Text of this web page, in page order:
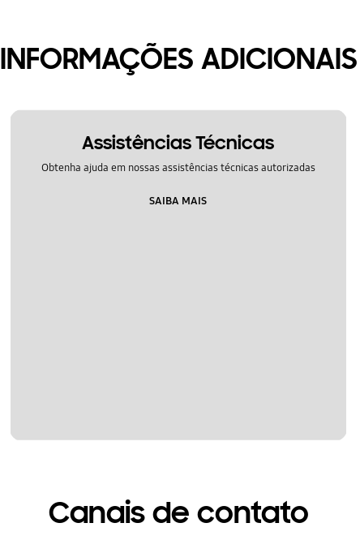
INFORMAÇÕES ADICIONAIS
Assistências Técnicas
Obtenha ajuda em nossas assistências técnicas autorizadas
SAIBA MAIS
Canais de contato